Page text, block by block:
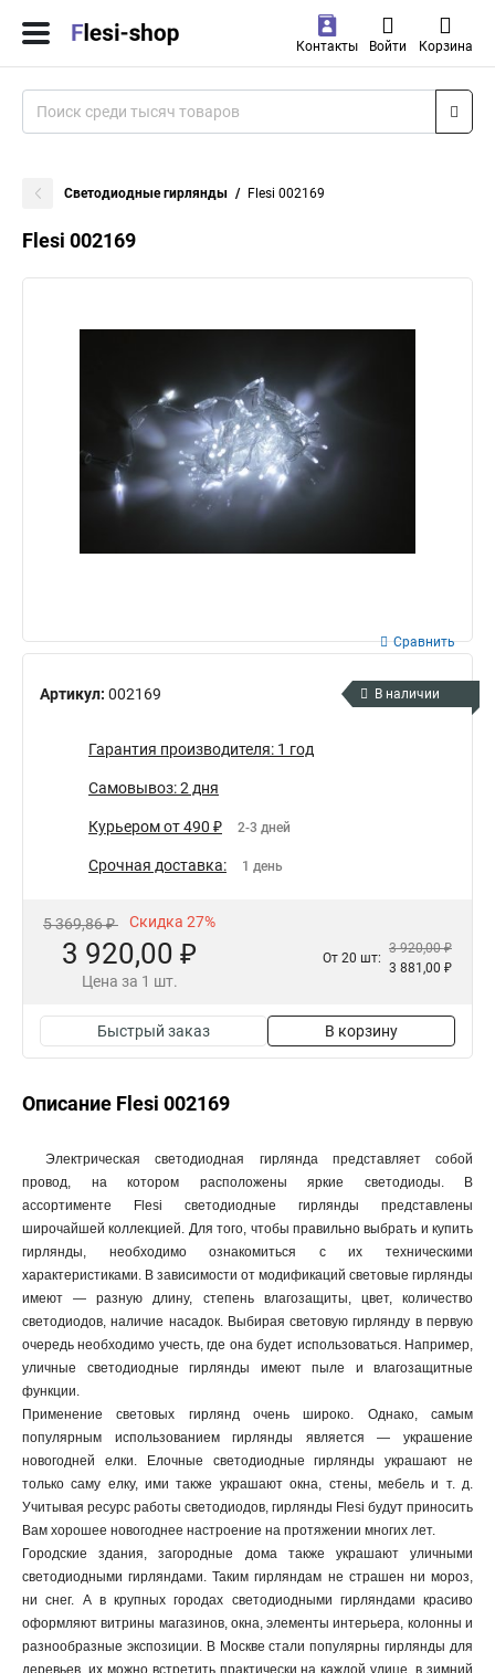
Контакты Войти Корзина
Светодиодные гирлянды Flesi 002169
Flesi 002169
Артикул: 002169
Сравнить
В наличии
Гарантия производителя: 1 год
Самовывоз: 2 дня
Курьером от 490 ₽ 2-3 дней
Срочная доставка: 1 день
5 369,86 ₽ Скидка 27%
3 920,00 ₽
Цена за 1 шт.
От 20 шт:
3 920,00 ₽
3 881,00 ₽
Быстрый заказ В корзину
Описание Flesi 002169
Электрическая светодиодная гирлянда представляет собой
провод, на котором расположены яркие светодиоды. В
ассортименте Flesi светодиодные гирлянды представлены
широчайшей коллекцией. Для того, чтобы правильно выбрать и купить
гирлянды, необходимо ознакомиться с их техническими
характеристиками. В зависимости от модификаций световые гирлянды
имеют — разную длину, степень влагозащиты, цвет, количество
светодиодов, наличие насадок. Выбирая световую гирлянду в первую
очередь необходимо учесть, где она будет использоваться. Например,
уличные светодиодные гирлянды имеют пыле и влагозащитные
функции.
Применение световых гирлянд очень широко. Однако, самым
популярным использованием гирлянды является — украшение
новогодней елки. Елочные светодиодные гирлянды украшают не
только саму елку, ими также украшают окна, стены, мебель и т. д.
Учитывая ресурс работы светодиодов, гирлянды Flesi будут приносить
Вам хорошее новогоднее настроение на протяжении многих лет.
Городские здания, загородные дома также украшают уличными
светодиодными гирляндами. Таким гирляндам не страшен ни мороз,
ни снег. А в крупных городах светодиодными гирляндами красиво
оформляют витрины магазинов, окна, элементы интерьера, колонны и
разнообразные экспозиции. В Москве стали популярны гирлянды для
деревьев, их можно встретить практически на каждой улице, в зимний